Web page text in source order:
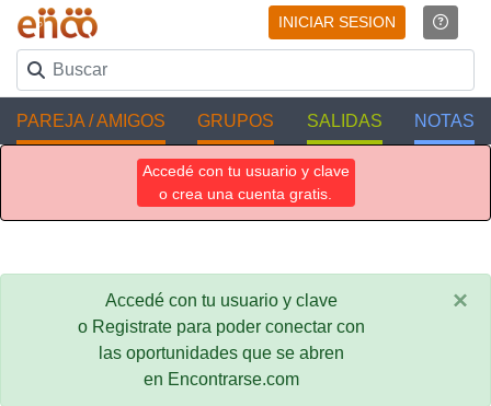
INICIAR SESION
PAREJA / AMIGOS GRUPOS SALIDAS NOTAS
Accedé con tu usuario y clave
o crea una cuenta gratis.
Accedé con tu usuario y clave
o Registrate para poder conectar con
las oportunidades que se abren
en Encontrarse.com
×